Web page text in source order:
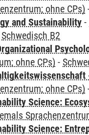
ohne CPs)
and Sustainability -
Schwedisch B2
ohne CPs) -
ohne CPs)
Science:
Science: